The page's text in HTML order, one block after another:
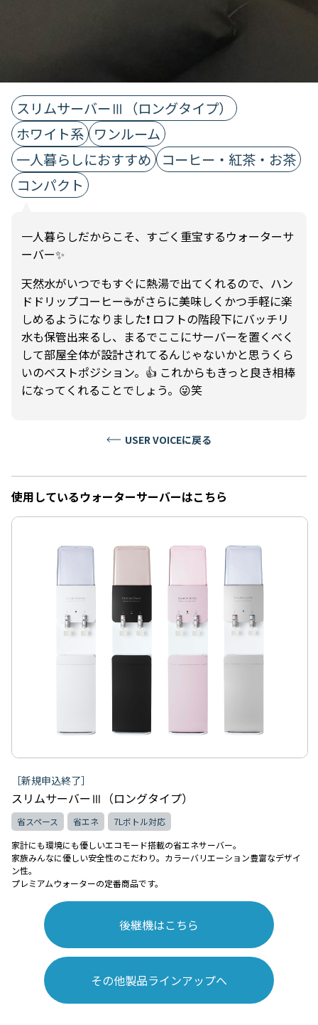
スリムサーバーⅢ（ロングタイプ）
ホワイト系 ワンルーム
一人暮らしにおすすめ
コーヒー・紅茶・お茶
コンパクト
一人暮らしだからこそ、すごく重宝するウォーターサ
ーバー✨
天然水がいつでもすぐに熱湯で出てくれるので、ハン
ドドリップコーヒー☕️がさらに美味しくかつ手軽に楽
しめるようになりました❗️ ロフトの階段下にバッチリ
水も保管出来るし、まるでここにサーバーを置くべく
して部屋全体が設計されてるんじゃないかと思うくら
いのベストポジション。👍 これからもきっと良き相棒
になってくれることでしょう。😜笑
USER VOICEに戻る
使用しているウォーターサーバーはこちら
［新規申込終了］
スリムサーバーⅢ（ロングタイプ）
省スペース 省エネ
7Lボトル対応
家計にも環境にも優しいエコモード搭載の省エネサーバー。
家族みんなに優しい安全性のこだわり。カラーバリエーション豊富なデザイ
ン性。
プレミアムウォーターの定番商品です。
後継機はこちら
その他製品ラインアップへ